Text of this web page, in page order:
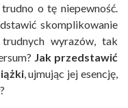
o tę niepewność.
skomplikowanie
trudnych wyrazów, tak
Jak przedstawić
, ujmując jej esencję,